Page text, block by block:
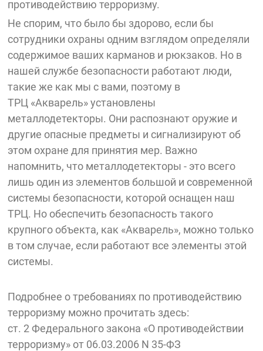
противодействию терроризму.
Не спорим, что было бы здорово, если бы
сотрудники охраны одним взглядом определяли
содержимое ваших карманов и рюкзаков. Но в
нашей службе безопасности работают люди,
такие же как мы с вами, поэтому в
ТРЦ «Акварель» установлены
металлодетекторы. Они распознают оружие и
другие опасные предметы и сигнализируют об
этом охране для принятия мер. Важно
напомнить, что металлодетекторы - это всего
лишь один из элементов большой и современной
системы безопасности, которой оснащен наш
ТРЦ. Но обеспечить безопасность такого
крупного объекта, как «Акварель», можно только
в том случае, если работают все элементы этой
системы.
Подробнее о требованиях по противодействию
терроризму можно прочитать здесь:
ст. 2 Федерального закона «О противодействии
терроризму» от 06.03.2006 N 35-ФЗ